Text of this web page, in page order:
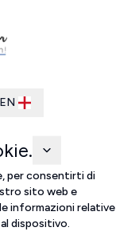
EN
per consentirti di
sito web e
informazioni relative
dispositivo.